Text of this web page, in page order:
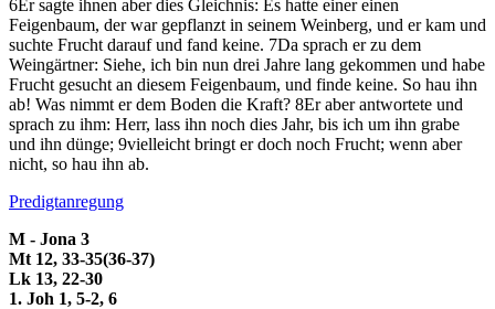
6Er sagte ihnen aber dies Gleichnis: Es hatte einer einen
Feigenbaum, der war gepflanzt in seinem Weinberg, und er kam und
suchte Frucht darauf und fand keine. 7Da sprach er zu dem
Weingärtner: Siehe, ich bin nun drei Jahre lang gekommen und habe
Frucht gesucht an diesem Feigenbaum, und finde keine. So hau ihn
ab! Was nimmt er dem Boden die Kraft? 8Er aber antwortete und
sprach zu ihm: Herr, lass ihn noch dies Jahr, bis ich um ihn grabe
und ihn dünge; 9vielleicht bringt er doch noch Frucht; wenn aber
nicht, so hau ihn ab.
Predigtanregung
M - Jona 3
Mt 12, 33-35(36-37)
Lk 13, 22-30
1. Joh 1, 5-2, 6